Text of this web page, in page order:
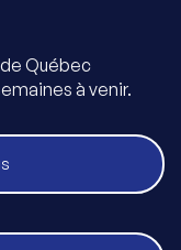
Québec
à venir.